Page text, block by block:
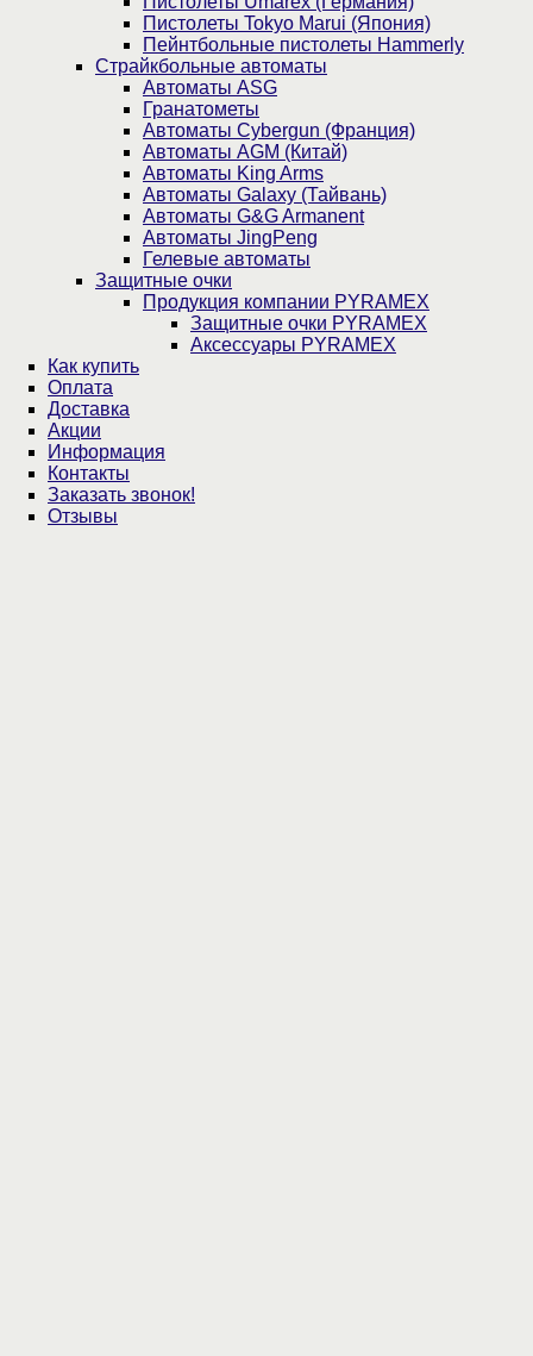
Пистолеты Tokyo Marui (Япония)
Пейнтбольные пистолеты Hammerly
Страйкбольные автоматы
Автоматы ASG
Гранатометы
Автоматы Cybergun (Франция)
Автоматы AGM (Китай)
Автоматы King Arms
Автоматы Galaxy (Тайвань)
Автоматы G&G Armanent
Автоматы JingPeng
Гелевые автоматы
Защитные очки
Продукция компании PYRAMEX
Защитные очки PYRAMEX
Аксессуары PYRAMEX
Как купить
Оплата
Доставка
Акции
Информация
Контакты
Заказать звонок!
Отзывы